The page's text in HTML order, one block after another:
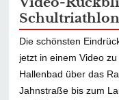
Schultriathlon
Die schönsten
jetzt in einem Video
Hallenbad über das
Jahnstraße bis zum